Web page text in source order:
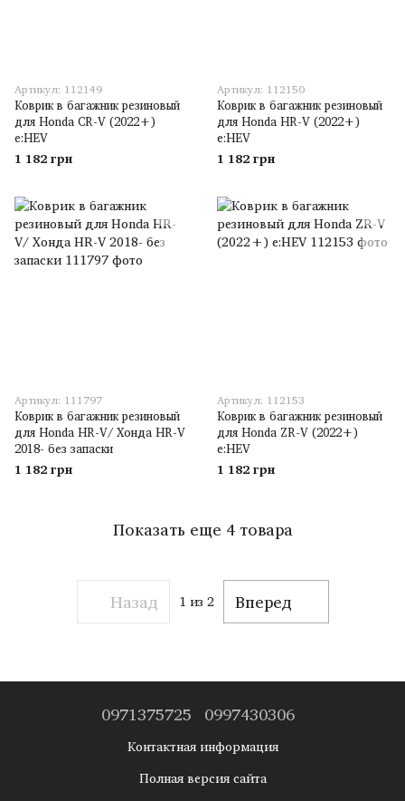
Артикул: 112149
Коврик в багажник резиновый
для Honda CR-V (2022+)
e:HEV
1 182 грн
Артикул: 112150
Коврик в багажник резиновый
для Honda HR-V (2022+)
e:HEV
1 182 грн
Артикул: 111797
Коврик в багажник резиновый
для Honda HR-V/ Хонда HR-V
2018- без запаски
1 182 грн
Артикул: 112153
Коврик в багажник резиновый
для Honda ZR-V (2022+)
e:HEV
1 182 грн
Показать еще 4 товара
Назад 1 из 2 Вперед
0971375725 0997430306
Контактная информация
Полная версия сайта